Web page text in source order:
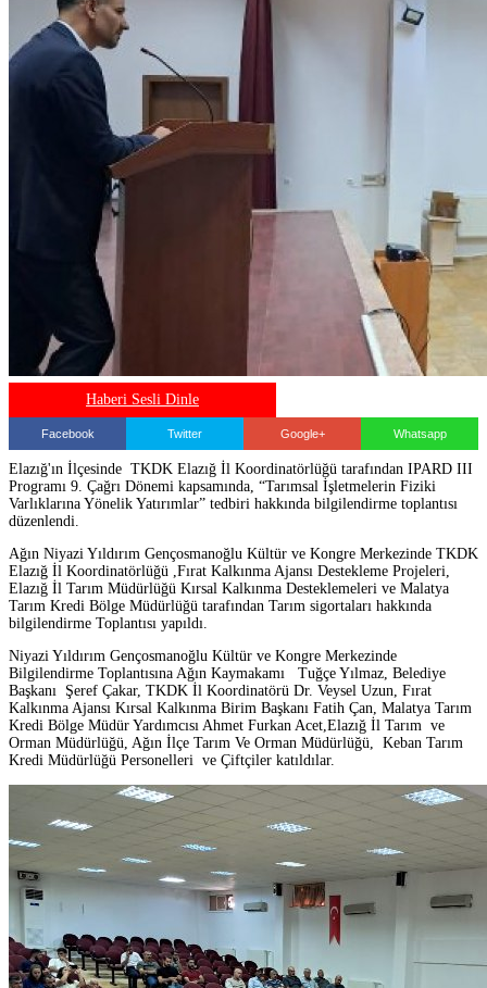
Haberi Sesli Dinle
Facebook Twitter Google+ Whatsapp
Elazığ'ın İlçesinde TKDK Elazığ İl Koordinatörlüğü tarafından IPARD III
Programı 9. Çağrı Dönemi kapsamında, “Tarımsal İşletmelerin Fiziki
Varlıklarına Yönelik Yatırımlar” tedbiri hakkında bilgilendirme toplantısı
düzenlendi.
Ağın Niyazi Yıldırım Gençosmanoğlu Kültür ve Kongre Merkezinde TKDK
Elazığ İl Koordinatörlüğü ,Fırat Kalkınma Ajansı Destekleme Projeleri,
Elazığ İl Tarım Müdürlüğü Kırsal Kalkınma Desteklemeleri ve Malatya
Tarım Kredi Bölge Müdürlüğü tarafından Tarım sigortaları hakkında
bilgilendirme Toplantısı yapıldı.
Niyazi Yıldırım Gençosmanoğlu Kültür ve Kongre Merkezinde
Bilgilendirme Toplantısına Ağın Kaymakamı Tuğçe Yılmaz, Belediye
Başkanı Şeref Çakar, TKDK İl Koordinatörü Dr. Veysel Uzun, Fırat
Kalkınma Ajansı Kırsal Kalkınma Birim Başkanı Fatih Çan, Malatya Tarım
Kredi Bölge Müdür Yardımcısı Ahmet Furkan Acet,Elazığ İl Tarım ve
Orman Müdürlüğü, Ağın İlçe Tarım Ve Orman Müdürlüğü, Keban Tarım
Kredi Müdürlüğü Personelleri ve Çiftçiler katıldılar.